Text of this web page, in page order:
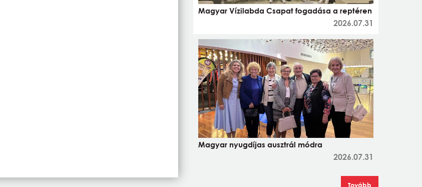
Magyar Vízilabda Csapat fogadása a reptéren
2026.07.31
Magyar nyugdíjas ausztrál módra
2026.07.31
Tovább